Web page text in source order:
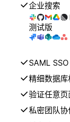
企业搜索
测试版
SAML SSO
精细数据库
验证任意页
私密团队协